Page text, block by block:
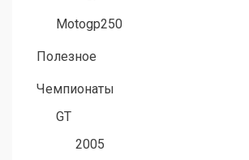
Motogp250
Полезное
Чемпионаты
GT
2005